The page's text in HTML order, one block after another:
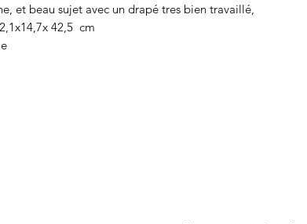
et beau sujet avec un drapé tres bien travaillé,
42,5 cm